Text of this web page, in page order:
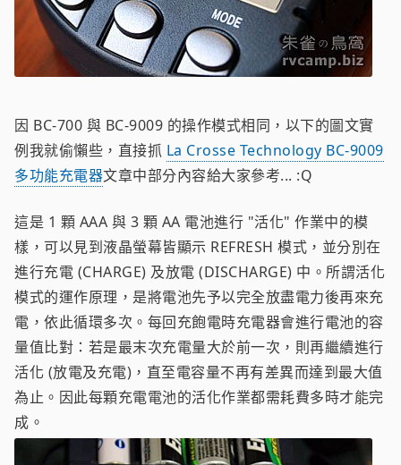
因 BC-700 與 BC-9009 的操作模式相同，以下的圖文實
例我就偷懶些，直接抓 La Crosse Technology BC-9009
多功能充電器文章中部分內容給大家參考... :Q
這是 1 顆 AAA 與 3 顆 AA 電池進行 "活化" 作業中的模
樣，可以見到液晶螢幕皆顯示 REFRESH 模式，並分別在
進行充電 (CHARGE) 及放電 (DISCHARGE) 中。所謂活化
模式的運作原理，是將電池先予以完全放盡電力後再來充
電，依此循環多次。每回充飽電時充電器會進行電池的容
量值比對：若是最末次充電量大於前一次，則再繼續進行
活化 (放電及充電)，直至電容量不再有差異而達到最大值
為止。因此每顆充電電池的活化作業都需耗費多時才能完
成。